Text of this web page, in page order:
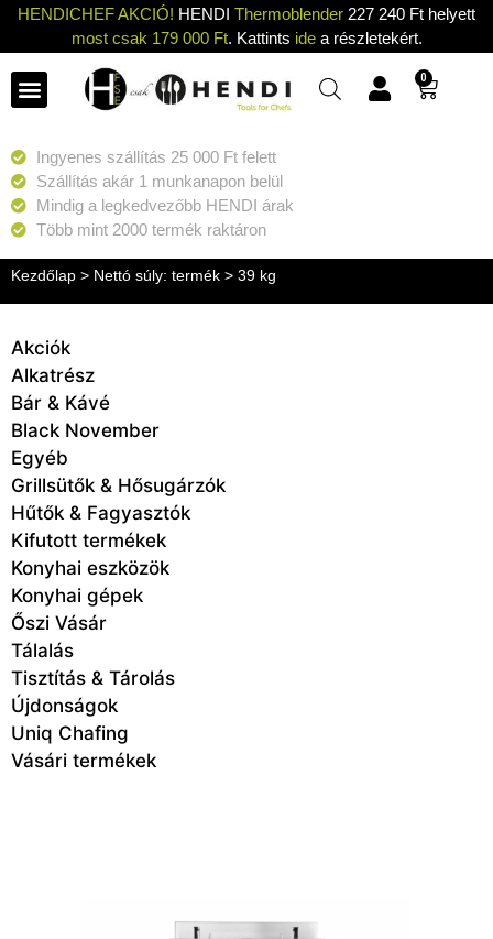
HENDICHEF AKCIÓ! HENDI Thermoblender 227 240 Ft helyett
most csak 179 000 Ft. Kattints idea részletekért.
0
Ingyenes szállítás 25 000 Ft felett
Szállítás akár 1 munkanapon belül
Mindig a legkedvezőbb HENDI árak
Több mint 2000 termék raktáron
Kezdőlap > Nettó súly: termék > 39 kg
Akciók
Alkatrész
Bár & Kávé
Black November
Egyéb
Grillsütők & Hősugárzók
Hűtők & Fagyasztók
Kifutott termékek
Konyhai eszközök
Konyhai gépek
Őszi Vásár
Tálalás
Tisztítás & Tárolás
Újdonságok
Uniq Chafing
Vásári termékek